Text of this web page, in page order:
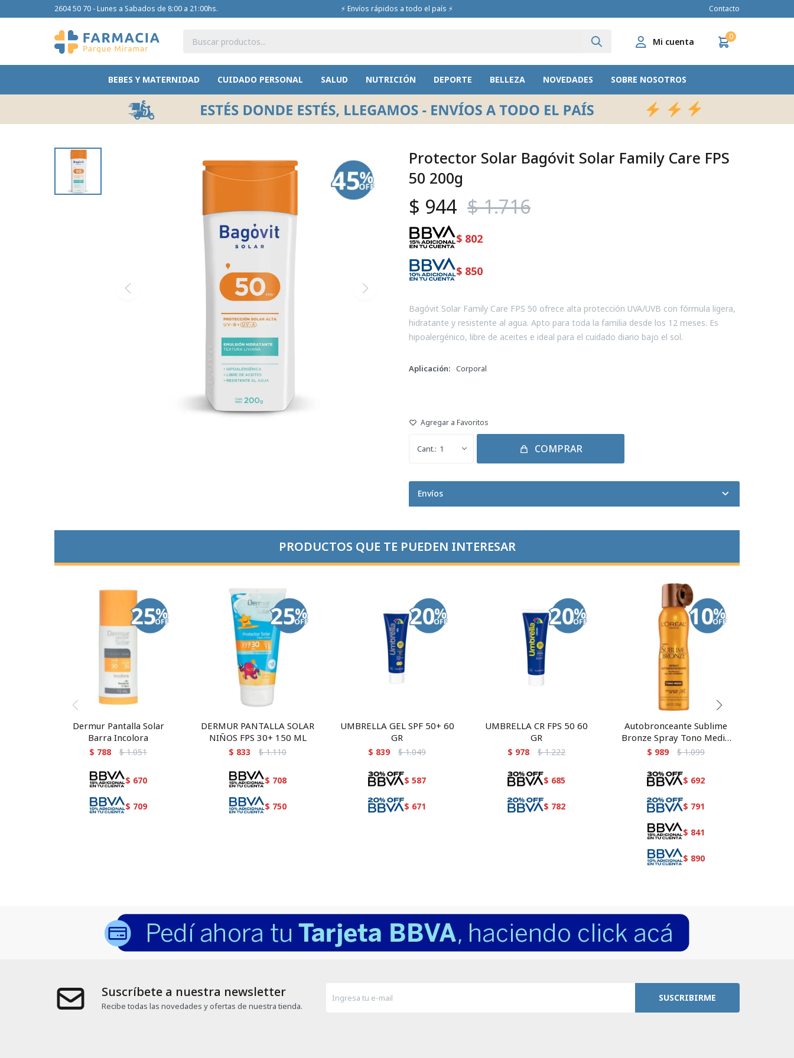
BEBES Y MATERNIDAD CUIDADO PERSONAL SALUD NUTRICIÓN DEPORTE BELLEZA NOVEDADES SOBRE NOSOTROS
0
2604 50 70 - Lunes a Sabados de 8:00 a 21:00hs. ⚡ Envíos rápidos a todo el país ⚡ Contacto
Protector Solar Bagóvit Solar Family Care FPS
50 200g
$ 944 $1.716
$ 802
$ 850
Bagóvit Solar Family Care FPS 50 ofrece alta protección UVA/UVB con fórmula ligera,
hidratante y resistente al agua. Apto para toda la familia desde los 12 meses. Es
hipoalergénico, libre de aceites e ideal para el cuidado diario bajo el sol.
Aplicación Corporal
1 COMPRAR
Envíos
PRODUCTOS QUE TE PUEDEN INTERESAR
Dermur Pantalla Solar
Barra Incolora
$ 788 $ 1.051
$ 670
$ 709
DERMUR PANTALLA SOLAR
NIÑOS FPS 30+ 150 ML
$ 833 $ 1.110
$ 708
$ 750
UMBRELLA GEL SPF 50+ 60
GR
$ 839 $ 1.049
$ 587
$ 671
UMBRELLA CR FPS 50 60
GR
$ 978 $ 1.222
$ 685
$ 782
Autobronceante Sublime
Bronze Spray Tono Medio
150 ml
$ 989 $ 1.099
$ 692
$ 791
$ 841
$ 890
Suscríbete a nuestra newsletter
Recibe todas las novedades y ofertas de nuestra tienda.
SUSCRIBIRME